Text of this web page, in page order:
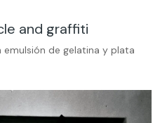
and graffiti
de gelatina y plata